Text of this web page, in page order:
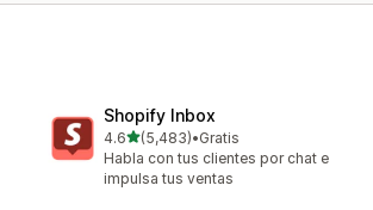
Shopify Inbox
4.6de 5 estrellas
(5,483)
5483 reseñas en total
•Gratis
Habla con tus clientes por chat e
impulsa tus ventas